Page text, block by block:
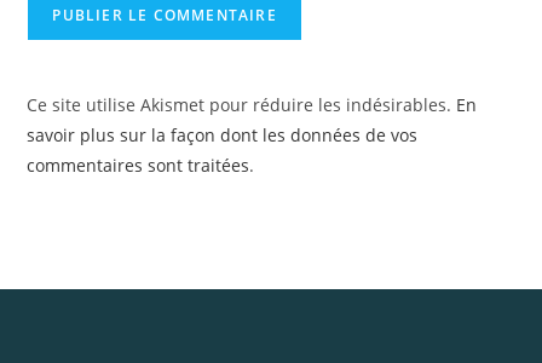
Ce site utilise Akismet pour réduire les indésirables. En
savoir plus sur la façon dont les données de vos
commentaires sont traitées.